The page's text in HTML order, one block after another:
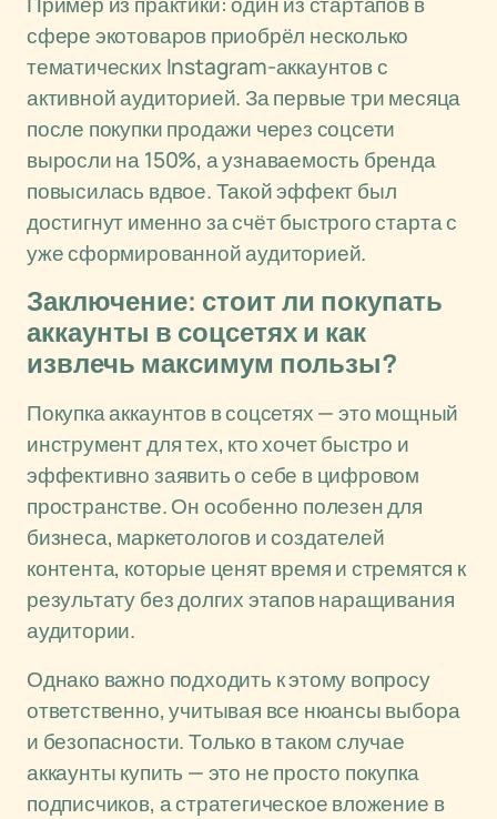
сфере экотоваров приобрёл несколько
тематических Instagram-аккаунтов с
активной аудиторией. За первые три месяца
после покупки продажи через соцсети
выросли на 150%, а узнаваемость бренда
повысилась вдвое. Такой эффект был
достигнут именно за счёт быстрого старта с
уже сформированной аудиторией.
Заключение: стоит ли покупать
аккаунты в соцсетях и как
извлечь максимум пользы?
Покупка аккаунтов в соцсетях — это мощный
инструмент для тех, кто хочет быстро и
эффективно заявить о себе в цифровом
пространстве. Он особенно полезен для
бизнеса, маркетологов и создателей
контента, которые ценят время и стремятся к
результату без долгих этапов наращивания
аудитории.
Однако важно подходить к этому вопросу
ответственно, учитывая все нюансы выбора
и безопасности. Только в таком случае
аккаунты купить — это не просто покупка
подписчиков, а стратегическое вложение в